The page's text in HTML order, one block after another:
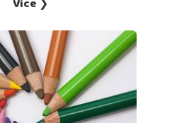
Více ❯